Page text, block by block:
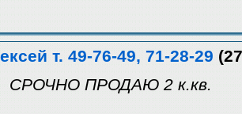
т. 49-76-49, 71-28-29
СРОЧНО ПРОДАЮ 2 к.кв.